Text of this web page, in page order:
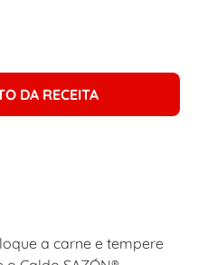
DA RECEITA
a carne e tempere